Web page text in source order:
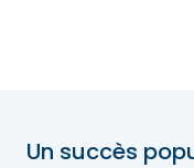
Un succès